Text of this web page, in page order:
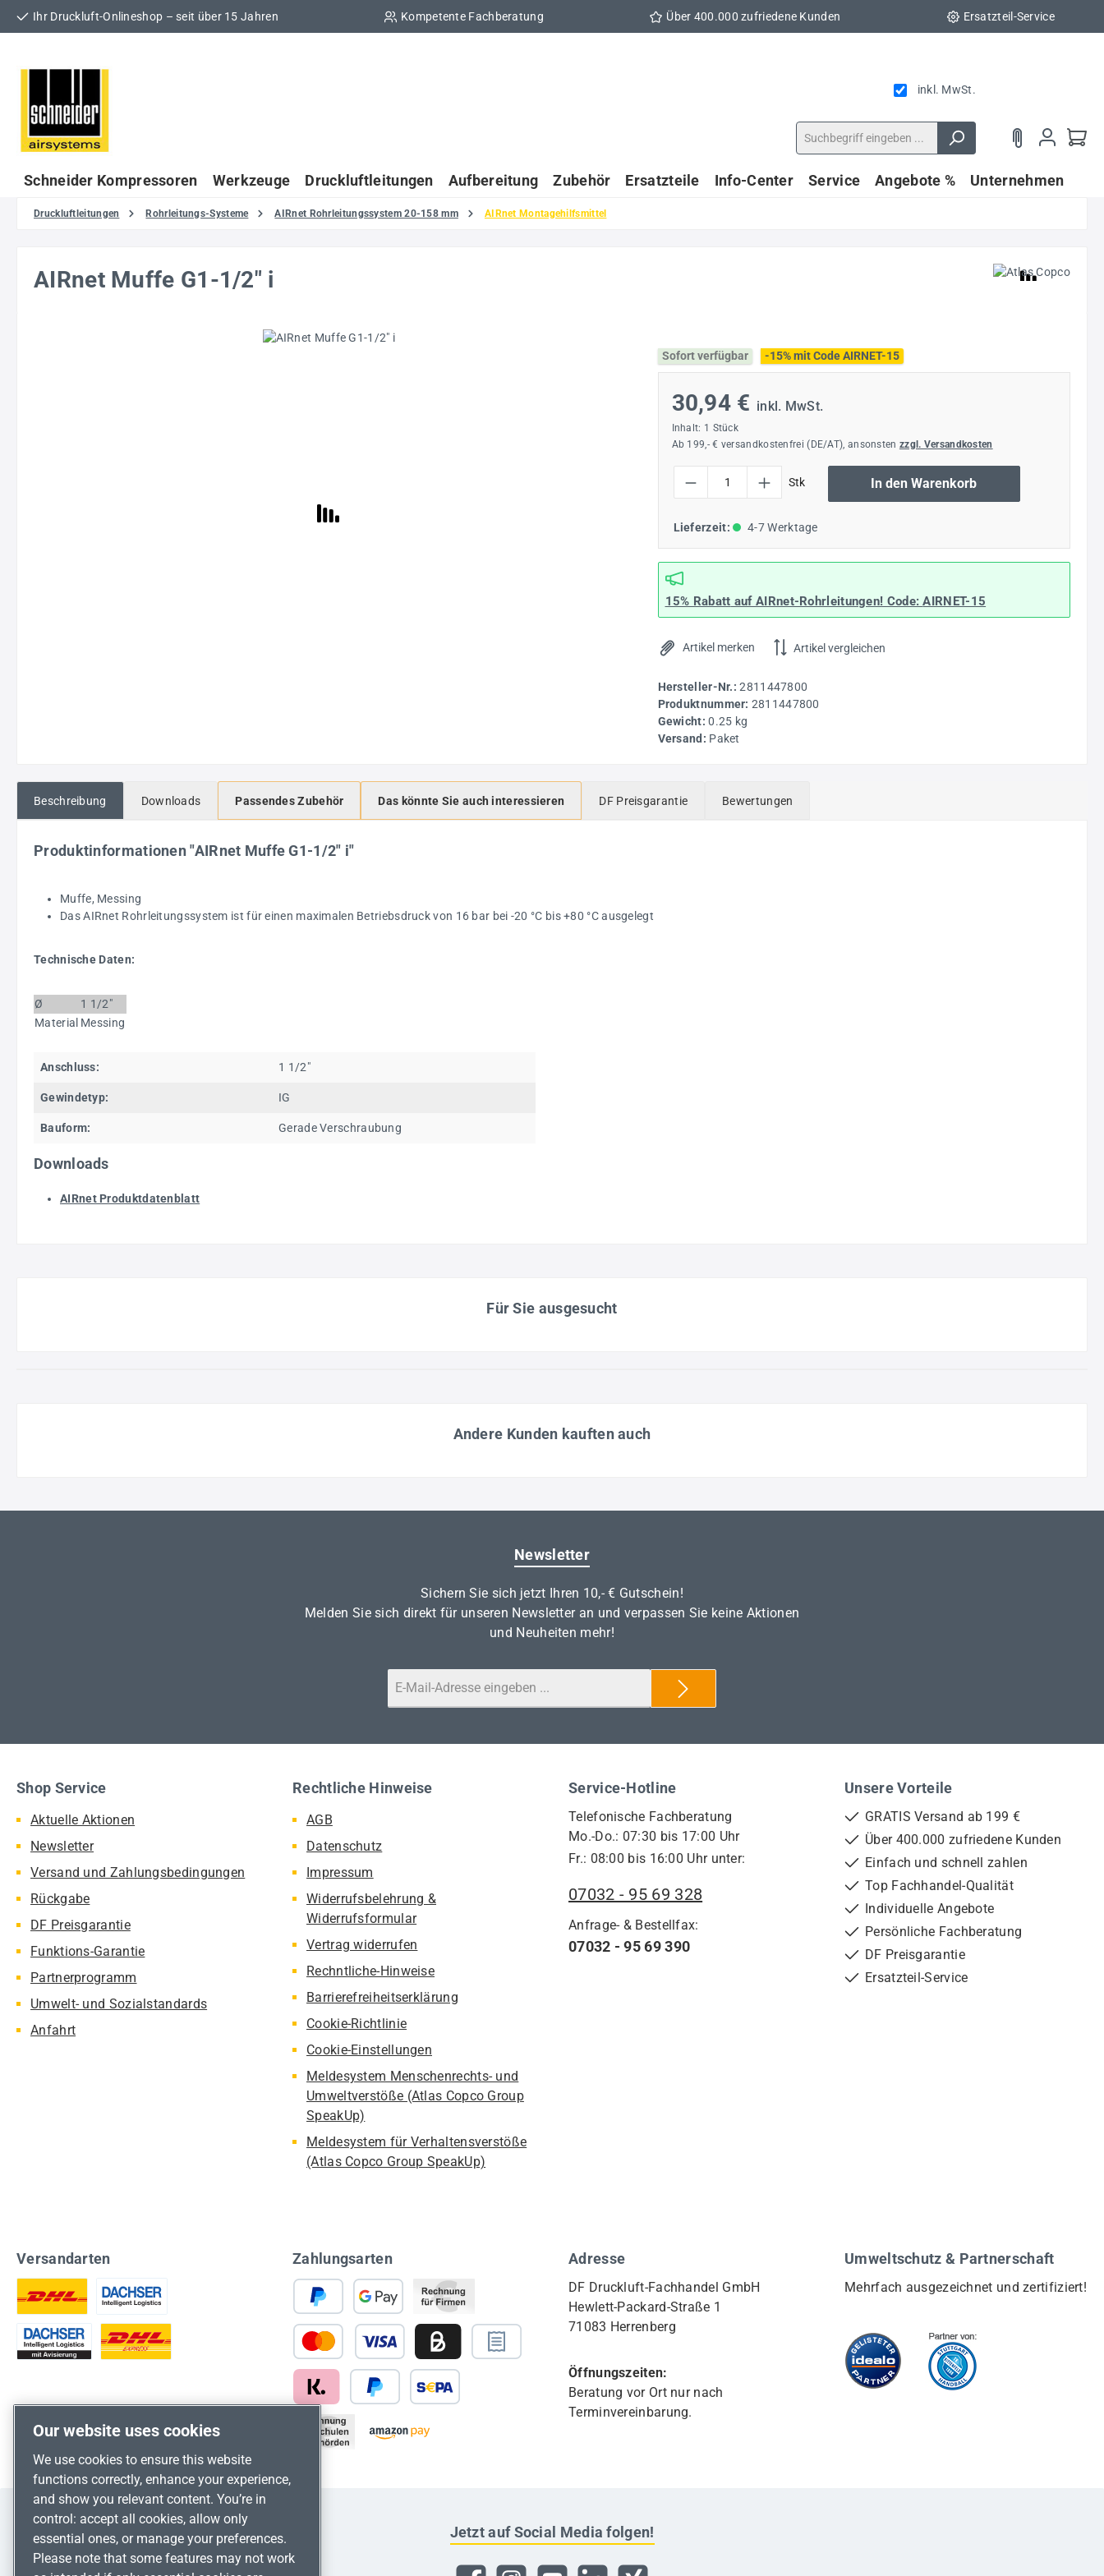
Hauptinhalt springen
Zur Suche springen
Zur Hauptnavigation springen
Ihr Druckluft-Onlineshop – seit über 15 Jahren Kompetente Fachberatung Über 400.000 zufriedene Kunden Ersatzteil-Service
inkl. MwSt.
Schneider Kompressoren Werkzeuge Druckluftleitungen Aufbereitung Zubehör Ersatzteile Info-Center Service Angebote % Unternehmen
Druckluftleitungen Rohrleitungs-Systeme AIRnet Rohrleitungssystem 20-158 mm AIRnet Montagehilfsmittel
AIRnet Muffe G1-1/2" i
Sofort verfügbar
-15% mit Code AIRNET-15
30,94 € inkl. MwSt.
Inhalt: 1 Stück
Ab 199,- € versandkostenfrei (DE/AT), ansonsten zzgl. Versandkosten
Stk In den Warenkorb
Lieferzeit: 4-7 Werktage
15% Rabatt auf AIRnet-Rohrleitungen! Code:AIRNET-15
Artikel merken Artikel vergleichen
Hersteller-Nr.:2811447800
Produktnummer: 2811447800
Gewicht:0.25 kg
Versand: Paket
Beschreibung Downloads Passendes Zubehör Das könnte Sie auch interessieren DF Preisgarantie Bewertungen
Produktinformationen "AIRnet Muffe G1-1/2" i"
Muffe, Messing
Das AIRnet Rohrleitungssystem ist für einen maximalen Betriebsdruck von 16 bar bei -20 °C bis +80 °C ausgelegt
Technische Daten:
Ø
1 1/2"
Material Messing
Anschluss: 1 1/2"
Gewindetyp: IG
Bauform: Gerade Verschraubung
Downloads
AIRnet Produktdatenblatt
Für Sie ausgesucht
Andere Kunden kauften auch
Newsletter
Sichern Sie sich jetzt Ihren 10,- € Gutschein!
Melden Sie sich direkt für unseren Newsletter an und verpassen Sie keine Aktionen
und Neuheiten mehr!
Service-Hotline
Telefonische Fachberatung
Mo.-Do.: 07:30 bis 17:00 Uhr
Fr.: 08:00 bis 16:00 Uhr unter:
07032 - 95 69 328
Anfrage- & Bestellfax:
07032 - 95 69 390
Shop Service
Aktuelle Aktionen
Newsletter
Versand und Zahlungsbedingungen
Rückgabe
DF Preisgarantie
Funktions-Garantie
Partnerprogramm
Umwelt- und Sozialstandards
Anfahrt
Rechtliche Hinweise
AGB
Datenschutz
Impressum
Widerrufsbelehrung &
Widerrufsformular
Vertrag widerrufen
Rechntliche-Hinweise
Barrierefreiheitserklärung
Cookie-Richtlinie
Cookie-Einstellungen
Meldesystem Menschenrechts- und
Umweltverstöße (Atlas Copco Group
SpeakUp)
Meldesystem für Verhaltensverstöße
(Atlas Copco Group SpeakUp)
Unsere Vorteile
GRATIS Versand ab 199 €
Über 400.000 zufriedene Kunden
Einfach und schnell zahlen
Top Fachhandel-Qualität
Individuelle Angebote
Persönliche Fachberatung
DF Preisgarantie
Ersatzteil-Service
Versandarten Zahlungsarten Adresse
DF Druckluft-Fachhandel GmbH
Hewlett-Packard-Straße 1
71083 Herrenberg
Öffnungszeiten:
Beratung vor Ort nur nach
Terminvereinbarung.
Umweltschutz & Partnerschaft
Mehrfach ausgezeichnet und zertifiziert!
Jetzt auf Social Media folgen!
Our website uses cookies
We use cookies to ensure this website
functions correctly, enhance your experience,
and show you relevant content. You’re in
control: accept all cookies, allow only
essential ones, or manage your preferences.
Please note that some features may not work